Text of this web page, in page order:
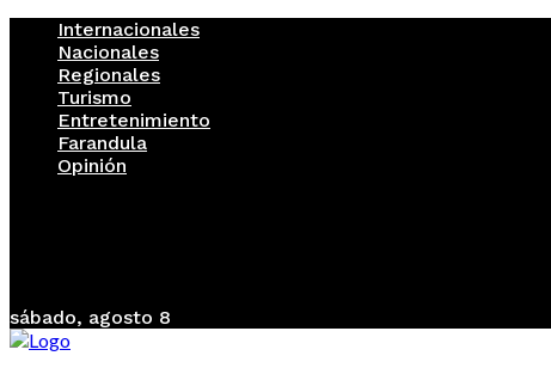
Internacionales
Nacionales
Regionales
Turismo
Entretenimiento
Farandula
Opinión
sábado, agosto 8